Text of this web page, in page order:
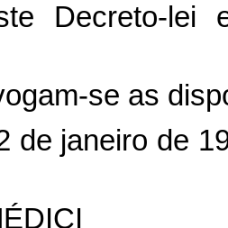
Decreto-lei
se as
de janeiro de